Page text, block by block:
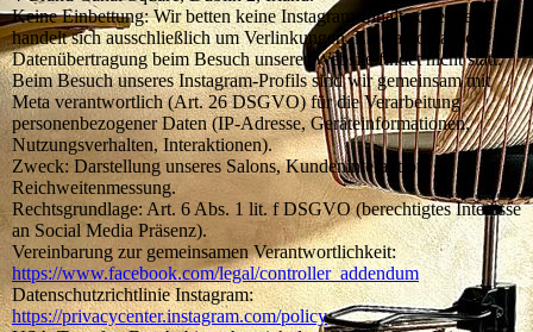
Keine Einbettung: Wir betten keine Instagram-Inhalte direkt ein. Es
handelt sich ausschließlich um Verlinkungen. Eine automatische
Datenübertragung beim Besuch unserer Website findet nicht statt.
Beim Besuch unseres Instagram-Profils sind wir gemeinsam mit
Meta verantwortlich (Art. 26 DSGVO) für die Verarbeitung
personenbezogener Daten (IP-Adresse, Geräteinformationen,
Nutzungsverhalten, Interaktionen).
Zweck: Darstellung unseres Salons, Kundeninteraktion,
Reichweitenmessung.
Rechtsgrundlage: Art. 6 Abs. 1 lit. f DSGVO (berechtigtes Interesse
an Social Media Präsenz).
Vereinbarung zur gemeinsamen Verantwortlichkeit:
https://www.facebook.com/legal/controller_addendum
Datenschutzrichtlinie Instagram:
https://privacycenter.instagram.com/policy